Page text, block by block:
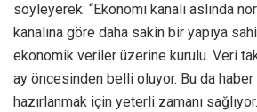
söyleyerek: “Ekonomi kanalı aslında
kanalına göre daha sakin bir yapıya
ekonomik veriler üzerine kurulu. Veri
ay öncesinden belli oluyor. Bu da
hazırlanmak için yeterli zamanı